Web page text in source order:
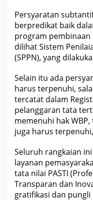
W
B
P
)
y
a
n
g
e
r
a
g
m
a
a
r
a
n
i
u
n
t
Persyaratan
berpredikat baik
program pembinaan
dilihat Sistem
(SPPN), yang
Selain itu ada
harus terpenuhi,
tercatat dalam
pelanggaran tata
memenuhi hak
juga harus
Seluruh rangkaian
layanan
tata nilai PASTI
Transparan dan
gratifikasi dan pungli